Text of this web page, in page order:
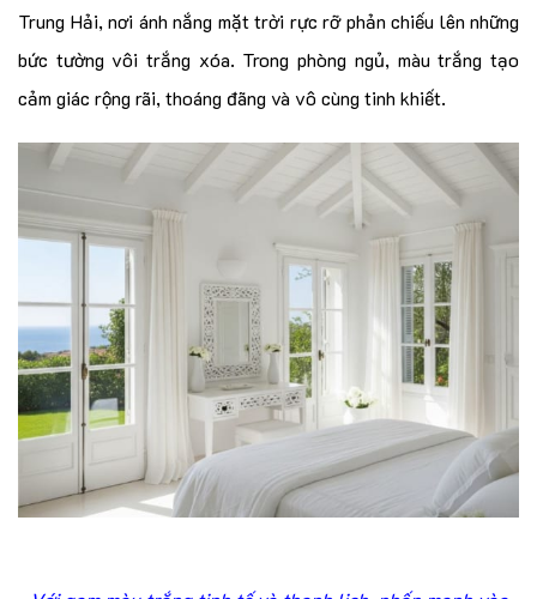
Trung Hải, nơi ánh nắng mặt trời rực rỡ phản chiếu lên những
bức tường vôi trắng xóa. Trong phòng ngủ, màu trắng tạo
cảm giác rộng rãi, thoáng đãng và vô cùng tinh khiết.